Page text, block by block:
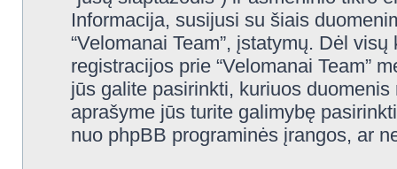
Informacija, susijusi su šiais
“Velomanai Team”, įstatymų. Dėl
registracijos prie “Velomanai Team”
jūs galite pasirinkti, kuriuos
aprašyme jūs turite galimybę
nuo phpBB programinės įrangos, ar